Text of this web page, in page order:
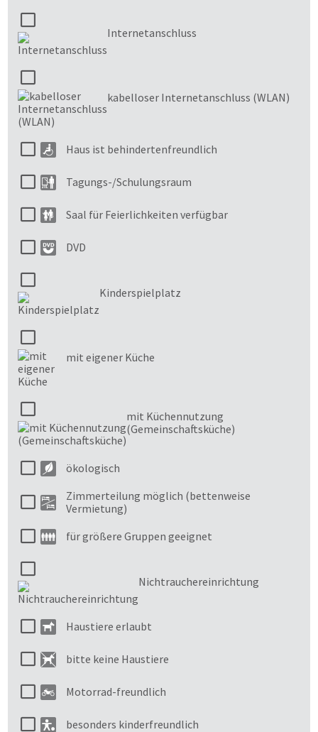
Internetanschluss
kabelloser Internetanschluss (WLAN)
Haus ist behindertenfreundlich
Tagungs-/Schulungsraum
Saal für Feierlichkeiten verfügbar
DVD
Kinderspielplatz
mit eigener Küche
mit Küchennutzung
(Gemeinschaftsküche)
ökologisch
Zimmerteilung möglich (bettenweise
Vermietung)
für größere Gruppen geeignet
Nichtrauchereinrichtung
Haustiere erlaubt
bitte keine Haustiere
Motorrad-freundlich
besonders kinderfreundlich